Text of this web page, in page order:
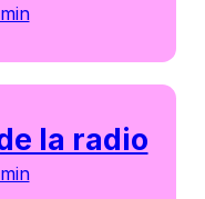
la radio